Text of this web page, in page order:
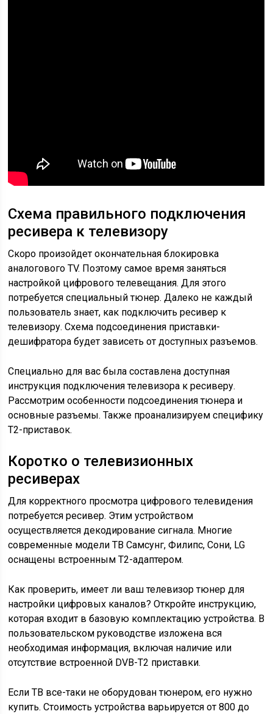
Схема правильного подключения
ресивера к телевизору
Скоро произойдет окончательная блокировка
аналогового TV. Поэтому самое время заняться
настройкой цифрового телевещания. Для этого
потребуется специальный тюнер. Далеко не каждый
пользователь знает, как подключить ресивер к
телевизору. Схема подсоединения приставки-
дешифратора будет зависеть от доступных разъемов.
Специально для вас была составлена доступная
инструкция подключения телевизора к ресиверу.
Рассмотрим особенности подсоединения тюнера и
основные разъемы. Также проанализируем специфику
Т2-приставок.
Коротко о телевизионных
ресиверах
Для корректного просмотра цифрового телевидения
потребуется ресивер. Этим устройством
осуществляется декодирование сигнала. Многие
современные модели ТВ Самсунг, Филипс, Сони, LG
оснащены встроенным Т2-адаптером.
Как проверить, имеет ли ваш телевизор тюнер для
настройки цифровых каналов? Откройте инструкцию,
которая входит в базовую комплектацию устройства. В
пользовательском руководстве изложена вся
необходимая информация, включая наличие или
отсутствие встроенной DVB-T2 приставки.
Если ТВ все-таки не оборудован тюнером, его нужно
купить. Стоимость устройства варьируется от 800 до